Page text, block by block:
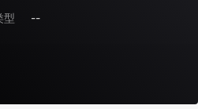
型
--